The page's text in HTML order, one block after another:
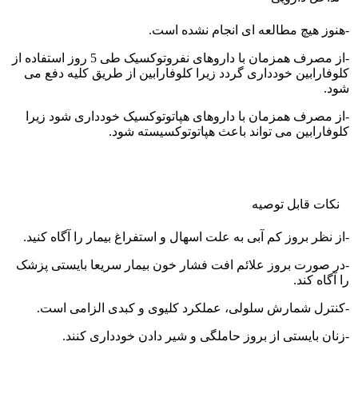
-هنوز هیچ مطالعه ای انجام نشده است.
-از مصرف همزمان با داروهای نفروتوکسیک طی 5 روز استفاده از
کلوفارابین خودداری گردد زیرا کلوفارابین از طریق کلیه دفع می
شود.
-از مصرف همزمان با داروهای هپاتوتوکسیک خودداری شود زیرا
کلوفارابین می تواند باعث هپاتوتوکسیسته شود.
نکات قابل توصيه
-از نظر بروز کم آبی به علت اسهال و استفراغ بیمار را آگاه کنید.
-در صورت بروز علائم افت فشار خون بیمار سریعا بایستی پزشک
را آگاه کند.
-کنترل شمارش سلولی، عملکرد کلیوی و کبدی الزامی است.
-زنان بایستی از بروز حاملگی و شیر دادن خودداری کنند.